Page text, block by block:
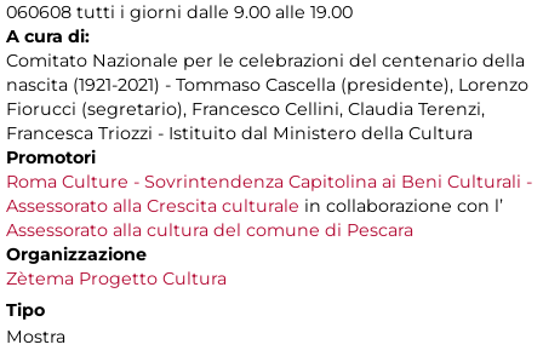
060608 tutti i giorni dalle 9.00 alle 19.00
A cura di:
Comitato Nazionale per le celebrazioni del centenario della
nascita (1921-2021) - Tommaso Cascella (presidente), Lorenzo
Fiorucci (segretario), Francesco Cellini, Claudia Terenzi,
Francesca Triozzi - Istituito dal Ministero della Cultura
Promotori
Roma Culture - Sovrintendenza Capitolina ai Beni Culturali -
Assessorato alla Crescita culturale in collaborazione con l’
Assessorato alla cultura del comune di Pescara
Organizzazione
Zètema Progetto Cultura
Tipo
Mostra